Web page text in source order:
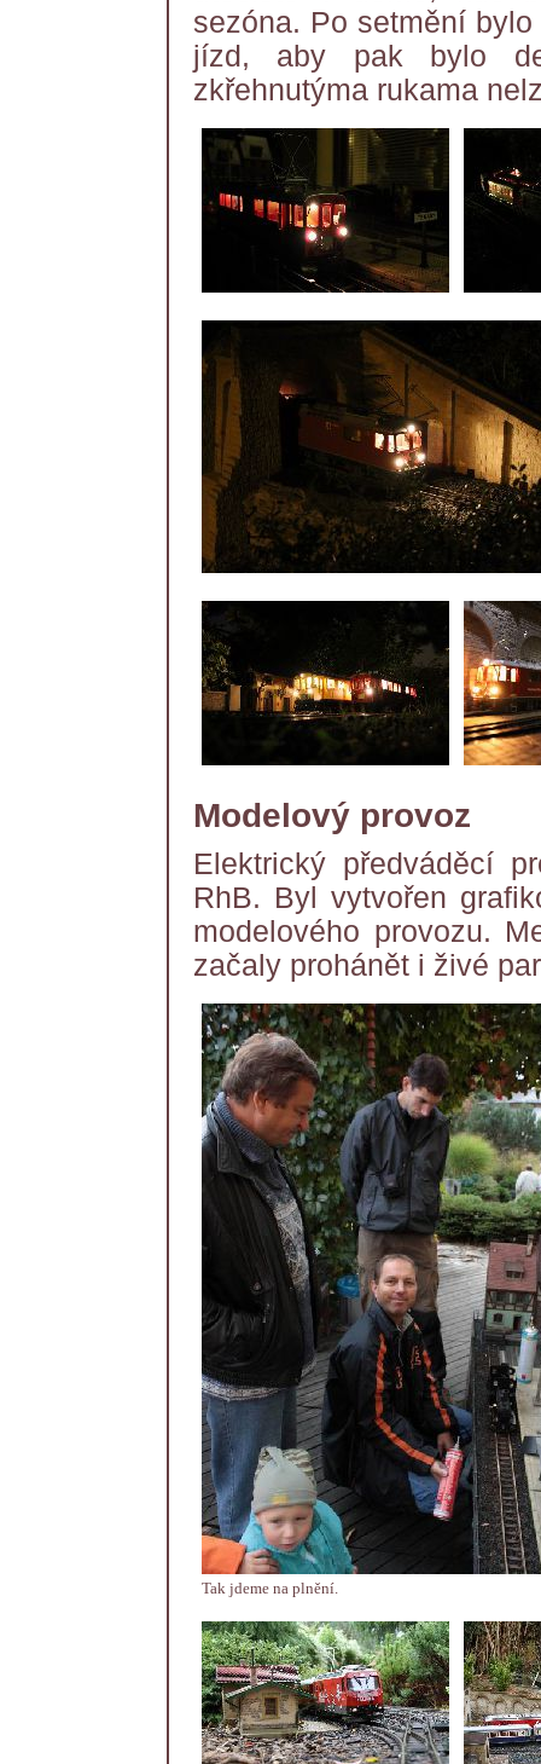
sezóna. Po setmění
jízd, aby pak bylo
zkřehnutýma rukama
Modelový provoz
Elektrický předváděcí
RhB. Byl vytvořen
modelového provozu.
začaly prohánět i živé
Tak jdeme na plnění.